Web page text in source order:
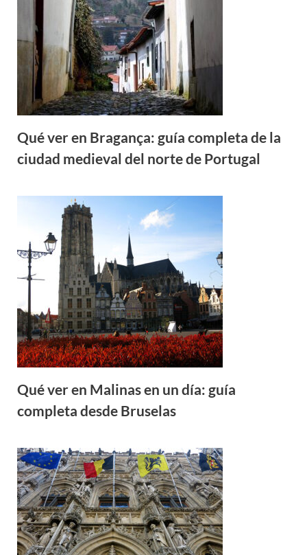
Qué ver en Bragança: guía completa de la
ciudad medieval del norte de Portugal
Qué ver en Malinas en un día: guía
completa desde Bruselas